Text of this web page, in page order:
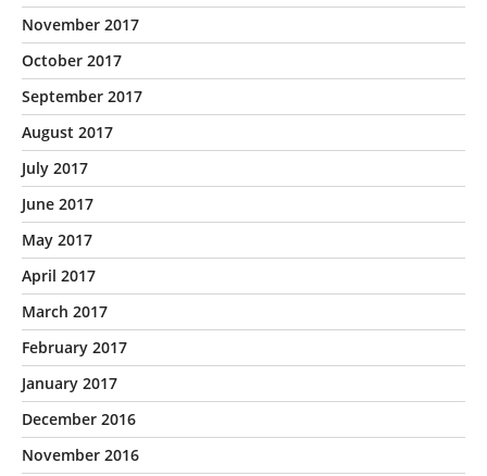
November 2017
October 2017
September 2017
August 2017
July 2017
June 2017
May 2017
April 2017
March 2017
February 2017
January 2017
December 2016
November 2016